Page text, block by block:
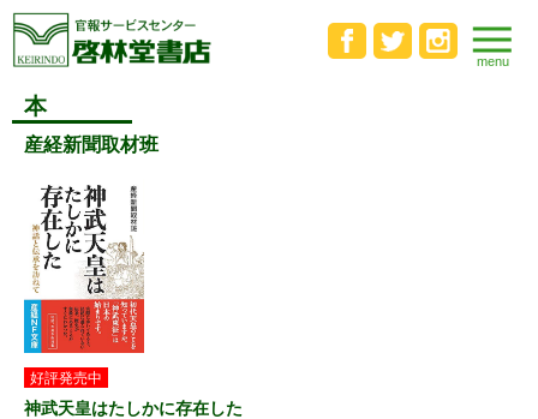
本
産経新聞取材班
好評発売中
神武天皇はたしかに存在した